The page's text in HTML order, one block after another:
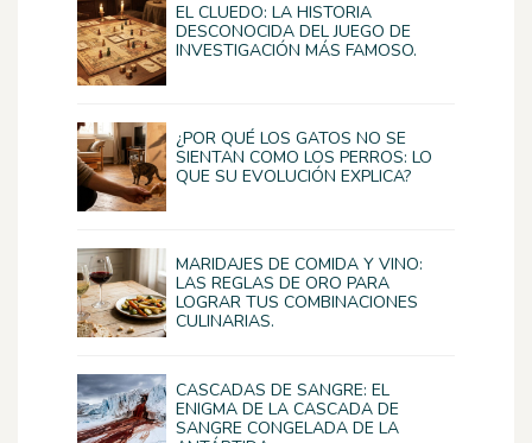
EL CLUEDO: LA HISTORIA
DESCONOCIDA DEL JUEGO DE
INVESTIGACIÓN MÁS FAMOSO.
¿POR QUÉ LOS GATOS NO SE
SIENTAN COMO LOS PERROS: LO
QUE SU EVOLUCIÓN EXPLICA?
MARIDAJES DE COMIDA Y VINO:
LAS REGLAS DE ORO PARA
LOGRAR TUS COMBINACIONES
CULINARIAS.
CASCADAS DE SANGRE: EL
ENIGMA DE LA CASCADA DE
SANGRE CONGELADA DE LA